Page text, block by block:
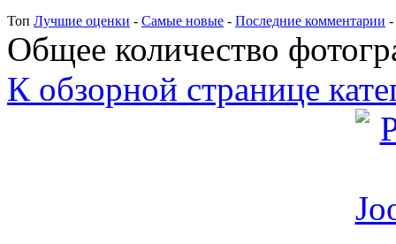
Топ Лучшие оценки - Самые новые - Последние комментарии -
Общее количество
К обзорной странице